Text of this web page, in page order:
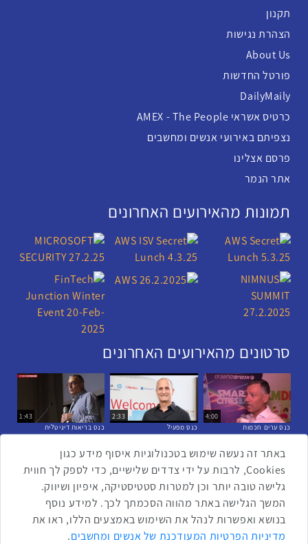
תקנון
הצהרת נגישות
About Us
פורטל החדשות
DailyMaily
כרטיס אשראי AMEX - The People
נצפיתם באירועי אנשים ומחשבים
פרסם אצלינו
אתר הנמר
תמונות מהאירועים האחרונים
סרטונים מהאירועים האחרונים
4:00
כנס ערים חכמות
2:33
כנס מפעיל
1:43
כנס בריאות דיגיטלית
כנס RPA
כנס בינת יערות הכרמל
כנס F5
שתפו ברשת
באתר זה נעשה שימוש בטכנולוגיות איסוף מידע כגון
Cookies, לרבות על ידי צדדים שלישיים, כדי לספק לך חווית
גלישה טובה יותר וכן למטרות סטטיסטיקה, איפיון ושיווק.
המשך הגלישה באתר מהווה הסכמתך לכך. למידע נוסף
בנושא ואפשרות לנהל את השימוש באמצעים הללו, ראו את
מדיניות הפרטיות המעודכנת של אנשים ומחשבים.